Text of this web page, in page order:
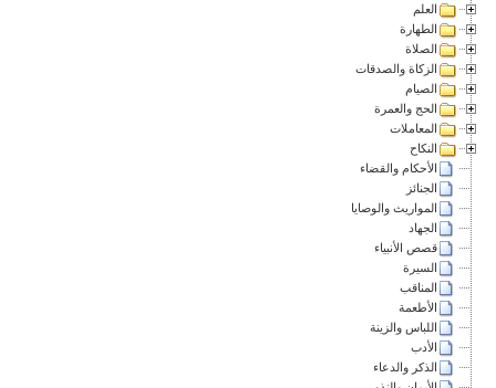
العلم
الطهارة
الصلاة
الزكاة والصدقات
الصيام
الحج والعمرة
المعاملات
النكاح
الأحكام والقضاء
الجنائز
المواريث والوصايا
الجهاد
قصص الأنبياء
السيرة
المناقب
الأطعمة
اللباس والزينة
الأدب
الذكر والدعاء